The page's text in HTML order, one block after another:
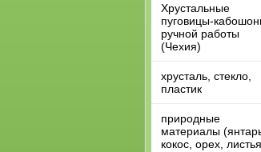
Хрустальные
пуговицы-
ручной работы
(Чехия)
хрусталь, стекло,
пластик
природные
материалы
кокос, орех, листья,